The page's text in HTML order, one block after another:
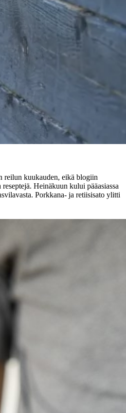
reilun kuukauden, eikä blogiin
Heinäkuun kului pääasiassa
Porkkana- ja retiisisato ylitti